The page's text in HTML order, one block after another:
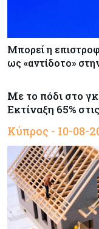
Μπορεί η
ως «αντίδοτο»
Με το πόδι στο
Εκτίναξη 65%
Κύπρος - 10-08-